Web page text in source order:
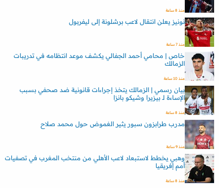
منذ 8 ساعة
نونيز يعلن انتقال لاعب برشلونة إلى ليفربول
منذ 7 ساعة
خاص | محامي أحمد الجفالي يكشف موعد انتظامه في تدريبات
الزمالك
منذ 10 ساعة
بيان رسمي | الزمالك يتخذ إجراءات قانونية ضد صحفي بسبب
الإساءة لـ بيزيرا وشيكو بانزا
منذ 8 ساعة
مدرب طرابزون سبور يثير الغموض حول محمد صلاح
منذ 9 ساعة
وهبي يخطط لاستبعاد لاعب الأهلي من منتخب المغرب في تصفيات
أمم إفريقيا
منذ 8 ساعة